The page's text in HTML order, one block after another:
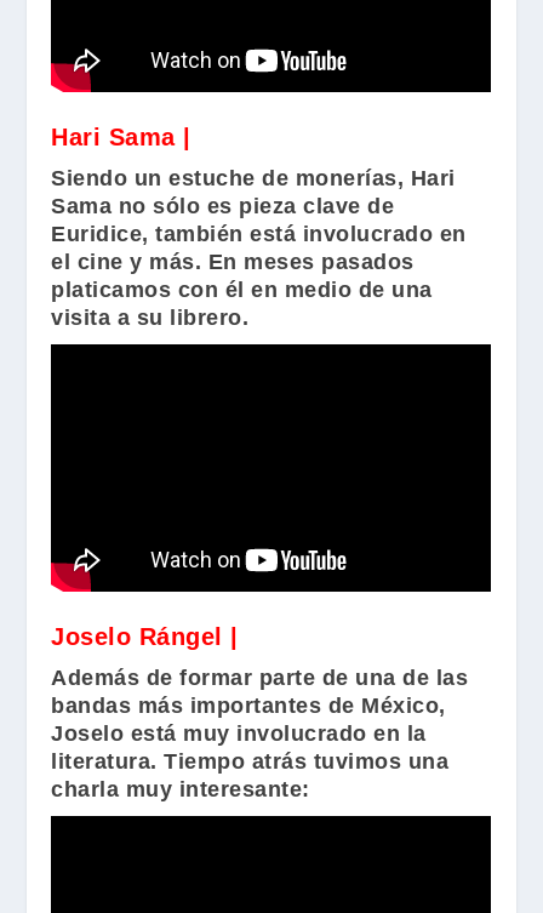
Hari Sama |
Siendo un estuche de monerías, Hari
Sama no sólo es pieza clave de
Euridice, también está involucrado en
el cine y más. En meses pasados
platicamos con él en medio de una
visita a su librero.
Joselo Rángel |
Además de formar parte de una de las
bandas más importantes de México,
Joselo está muy involucrado en la
literatura. Tiempo atrás tuvimos una
charla muy interesante: